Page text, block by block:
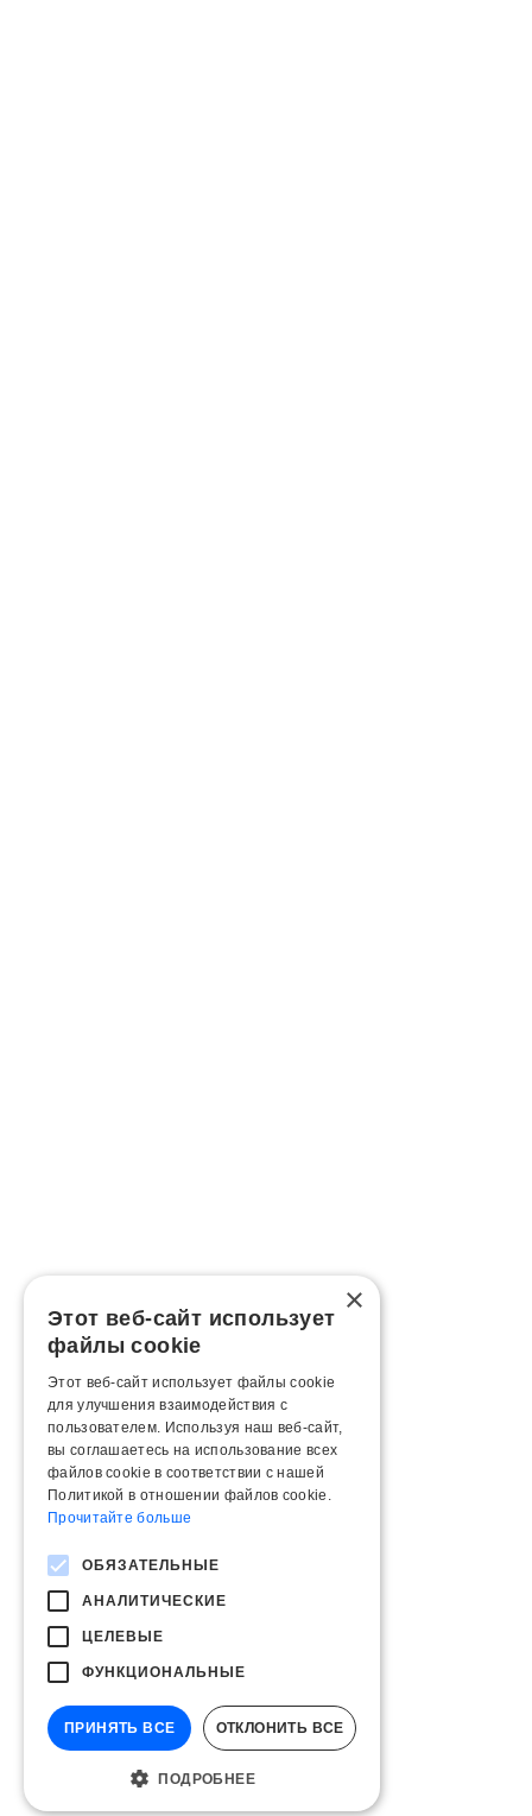
×
Этот веб-сайт использует
файлы cookie
Этот веб-сайт использует файлы cookie
для улучшения взаимодействия с
пользователем. Используя наш веб-сайт,
вы соглашаетесь на использование всех
файлов cookie в соответствии с нашей
Политикой в ​​отношении файлов cookie.
Прочитайте больше
ОБЯЗАТЕЛЬНЫЕ
АНАЛИТИЧЕСКИЕ
ЦЕЛЕВЫЕ
ФУНКЦИОНАЛЬНЫЕ
ПРИНЯТЬ ВСЕ ОТКЛОНИТЬ ВСЕ
ПОДРОБНЕЕ